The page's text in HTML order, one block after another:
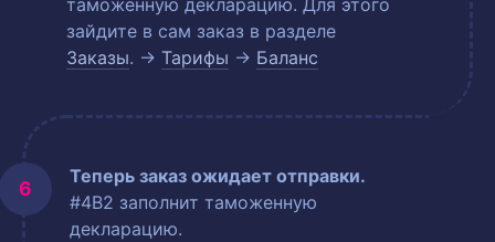
таможенную декларацию. Для этого
зайдите в сам заказ в разделе
Заказы. → Тарифы → Баланс
Теперь заказ ожидает отправки.
#4B2 заполнит таможенную
декларацию.